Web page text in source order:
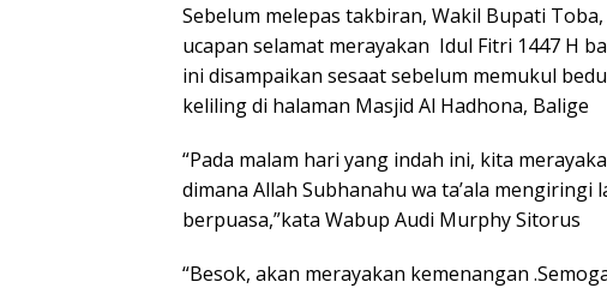
Sebelum melepas takbiran, Wakil Bupati
ucapan selamat merayakan Idul Fitri 1447 H
ini disampaikan sesaat sebelum memukul
keliling di halaman Masjid Al Hadhona, Balige
“Pada malam hari yang indah ini, kita
dimana Allah Subhanahu wa ta’ala
berpuasa,”kata Wabup Audi Murphy Sitorus
“Besok, akan merayakan kemenangan